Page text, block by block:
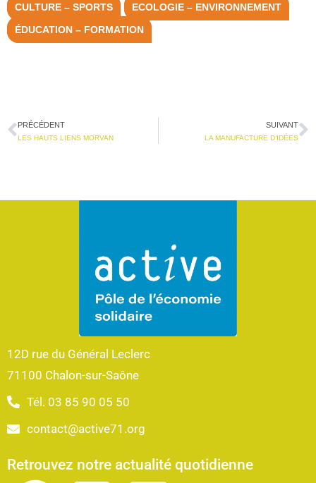
CULTURE – SPORTS
ECOLOGIE – ENVIRONNEMENT
ÉDUCATION – FORMATION
PRÉCÉDENT
LES HAUTS LIENS MORVAN
SUIVANT
LA MANUFACTURE D’IDÉES
12D rue du Général Leclerc
71100 Chalon-sur-Saône
Tél. 03 85 90 05 50
contact@active71.org
Retrouvez notre actualité quotidienne